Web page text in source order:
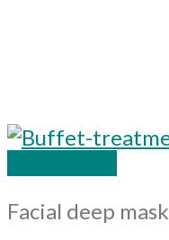
Facial deep mask